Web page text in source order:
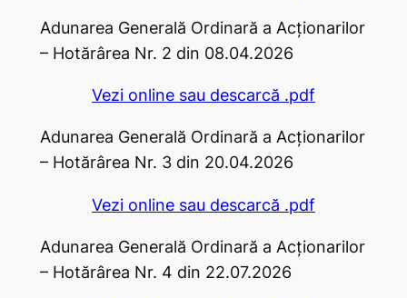
Adunarea Generală Ordinară a Acţionarilor
– Hotărârea Nr. 2 din 08.04.2026
Vezi online sau descarcă .pdf
Adunarea Generală Ordinară a Acţionarilor
– Hotărârea Nr. 3 din 20.04.2026
Vezi online sau descarcă .pdf
Adunarea Generală Ordinară a Acţionarilor
– Hotărârea Nr. 4 din 22.07.2026